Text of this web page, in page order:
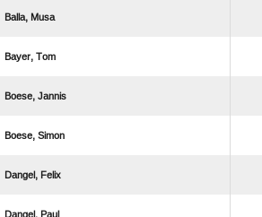
 
 
 
 
 
 